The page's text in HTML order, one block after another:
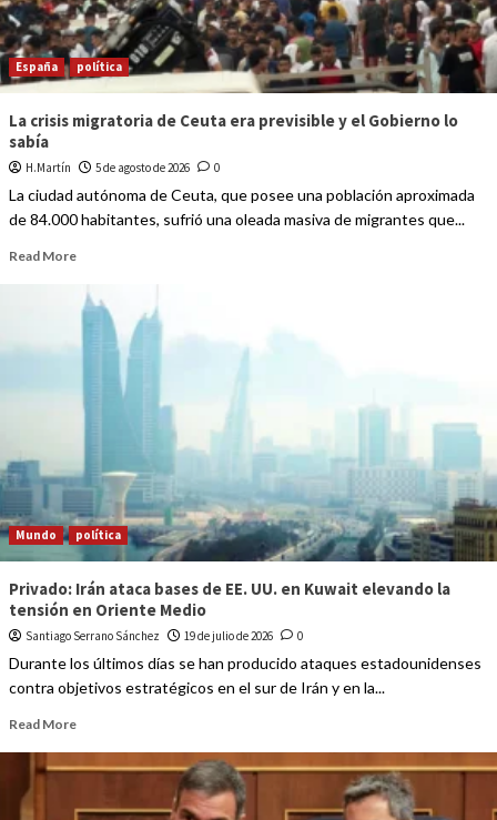
España política
La crisis migratoria de Ceuta era previsible y el Gobierno lo
sabía
H.Martín 5 de agosto de 2026 0
La ciudad autónoma de Ceuta, que posee una población aproximada
de 84.000 habitantes, sufrió una oleada masiva de migrantes que...
Read More
Mundo política
Privado: Irán ataca bases de EE. UU. en Kuwait elevando la
tensión en Oriente Medio
Santiago Serrano Sánchez 19 de julio de 2026 0
Durante los últimos días se han producido ataques estadounidenses
contra objetivos estratégicos en el sur de Irán y en la...
Read More